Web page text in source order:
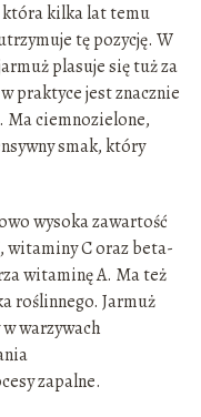
która kilka lat temu
tę pozycję. W
plasuje się tuż za
praktyce jest znacznie
Ma ciemnozielone,
smak, który
wysoka zawartość
, witaminy C oraz beta-
witaminę A. Ma też
roślinnego. Jarmuż
warzywach
zapalne.